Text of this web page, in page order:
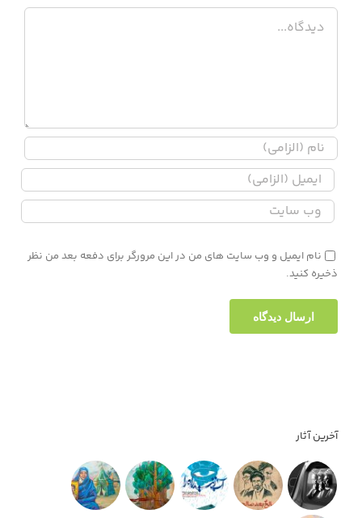
دیدگاه
نام ایمیل و وب سایت های من در این مرورگر برای دفعه بعد من نظر
ذخیره کنید.
آخرین آثار